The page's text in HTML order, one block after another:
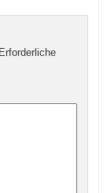
Erforderliche